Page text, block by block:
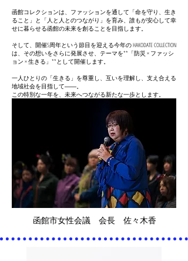
函館コレクションは、ファッションを通して「命を守り、生き
ること」と「人と人とのつながり」を育み、誰もが安心して幸
せに暮らせる函館の未来を創ることを目指します。
そして、開催5周年という節目を迎える今年の HAKODATE COLLECTION
は、その想いをさらに発展させ、テーマを**「防災 × ファッシ
ョン × 生きる」**として開催します。
一人ひとりの「生きる」を尊重し、互いを理解し、支え合える
地域社会を目指して――。
この特別な一年を、未来へつながる新たな一歩とします。
函館市女性会議 会長 佐々木香